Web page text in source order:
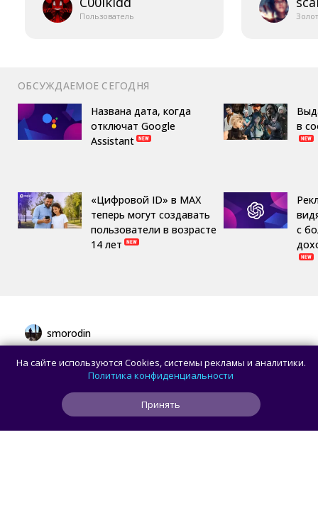
Пользователь
ОБСУЖДАЕМОЕ СЕГОДНЯ
Названа дата, когда
отключат Google
Assistant
«Цифровой ID» в MAX
теперь могут создавать
пользователи в возрасте
14 лет
в
с
smorodin
В браузере Chrome для Android и iOS
появилась новая панель навигации
с кнопкой Gemini
На сайте используются Cookies, системы рекламы и аналитики.
Политика конфиденциальности
Принять